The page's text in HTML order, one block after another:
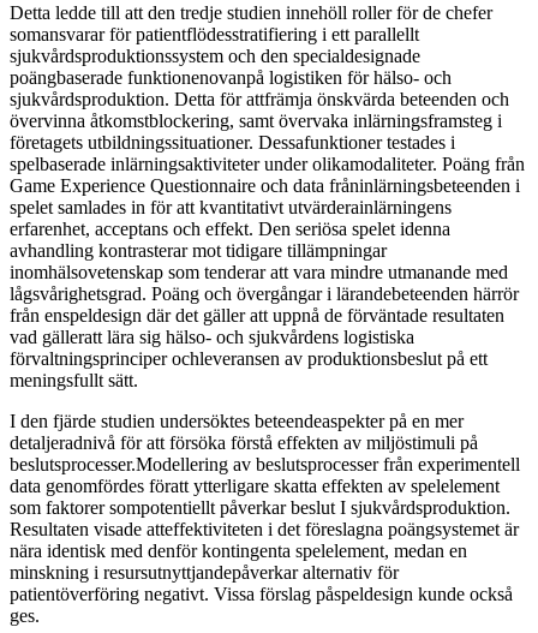
Detta ledde till att den tredje studien innehöll roller för de chefer
somansvarar för patientflödesstratifiering i ett parallellt
sjukvårdsproduktionssystem och den specialdesignade
poängbaserade funktionenovanpå logistiken för hälso- och
sjukvårdsproduktion. Detta för attfrämja önskvärda beteenden och
övervinna åtkomstblockering, samt övervaka inlärningsframsteg i
företagets utbildningssituationer. Dessafunktioner testades i
spelbaserade inlärningsaktiviteter under olikamodaliteter. Poäng från
Game Experience Questionnaire och data fråninlärningsbeteenden i
spelet samlades in för att kvantitativt utvärderainlärningens
erfarenhet, acceptans och effekt. Den seriösa spelet idenna
avhandling kontrasterar mot tidigare tillämpningar
inomhälsovetenskap som tenderar att vara mindre utmanande med
lågsvårighetsgrad. Poäng och övergångar i lärandebeteenden härrör
från enspeldesign där det gäller att uppnå de förväntade resultaten
vad gälleratt lära sig hälso- och sjukvårdens logistiska
förvaltningsprinciper ochleveransen av produktionsbeslut på ett
meningsfullt sätt.
I den fjärde studien undersöktes beteendeaspekter på en mer
detaljeradnivå för att försöka förstå effekten av miljöstimuli på
beslutsprocesser.Modellering av beslutsprocesser från experimentell
data genomfördes föratt ytterligare skatta effekten av spelelement
som faktorer sompotentiellt påverkar beslut I sjukvårdsproduktion.
Resultaten visade atteffektiviteten i det föreslagna poängsystemet är
nära identisk med denför kontingenta spelelement, medan en
minskning i resursutnyttjandepåverkar alternativ för
patientöverföring negativt. Vissa förslag påspeldesign kunde också
ges.